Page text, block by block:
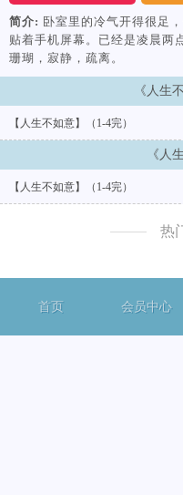
简介: 卧室里的冷气开得很足
贴着手机屏幕。已经是凌晨两
珊瑚，寂静，疏离。
《人生
【人生不如意】（1-4完）
《人
【人生不如意】（1-4完）
热
首页 会员中心